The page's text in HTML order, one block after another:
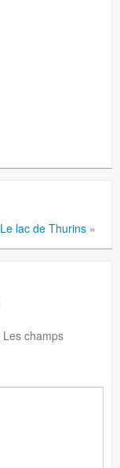
Le lac de Thurins »
Les champs